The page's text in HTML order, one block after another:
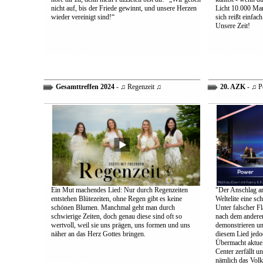
nicht auf, bis der Friede gewinnt, und unsere Herzen
wieder vereinigt sind!“
Licht 10.000
sich reißt
Unsere Zeit!
Gesamttreffen 2024- ♫ Regenzeit ♫
Ein Mut machendes Lied: Nur durch Regenzeiten
entstehen Blütezeiten, ohne Regen gibt es keine
schönen Blumen. Manchmal geht man durch
schwierige Zeiten, doch genau diese sind oft so
wertvoll, weil sie uns prägen, uns formen und uns
näher an das Herz Gottes bringen.
20. AZK- ♫
"Der Anschlag
Weltelite eine
Unter falscher
nach dem
demonstrieren
diesem Lied
Übermacht
Center zerfällt
nämlich das